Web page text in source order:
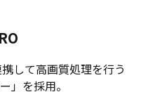
して高画質処理を行う
」を採用。